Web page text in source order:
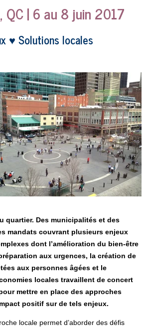
QC | 6 au 8 juin 2017
♥ Solutions locales
quartier. Des municipalités et des
mandats couvrant plusieurs enjeux
dont l’amélioration du bien-être
aux urgences, la création de
aux personnes âgées et le
locales travaillent de concert
mettre en place des approches
positif sur de tels enjeux.
locale permet d’aborder des défis